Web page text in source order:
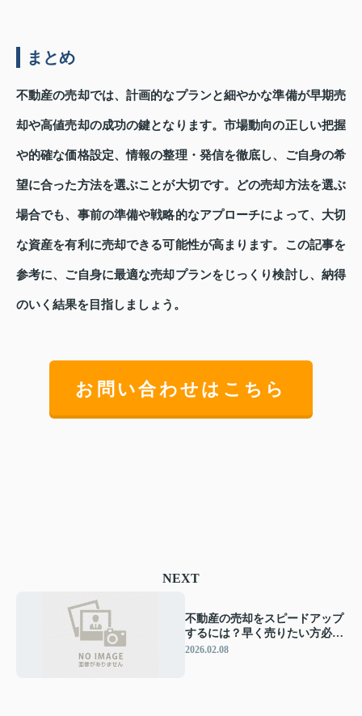
まとめ
不動産の売却では、計画的なプランと細やかな準備が早期売
却や高値売却の成功の鍵となります。市場動向の正しい把握
や的確な価格設定、情報の整理・発信を徹底し、ご自身の希
望に合った方法を選ぶことが大切です。どの売却方法を選ぶ
場合でも、事前の準備や戦略的なアプローチによって、大切
な資産を有利に売却できる可能性が高まります。この記事を
参考に、ご自身に最適な売却プランをじっくり検討し、納得
のいく結果を目指しましょう。
お問い合わせはこちら
NEXT
不動産の売却をスピードアップ
するには？早く売りたい方必見
のコツを紹介
2026.02.08